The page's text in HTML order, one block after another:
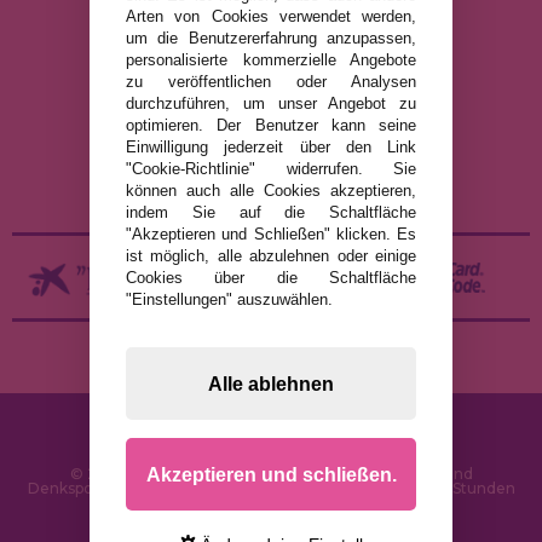
RECHTLICHE HINWEISE
DATENSCHUTZRICHTLINIE
COOKIE-RICHTLINIE
VERSAND UND RÜCKGABE
RÜCKGABE / WIDERRUF
© 2026 PuzzleLaden.de - Online-Shop für Puzzles und
Denksportaufgaben im Internet. Schnelle Lieferung in 24 Stunden
Arten von Cookies verwendet werden,
um die Benutzererfahrung anzupassen,
personalisierte kommerzielle Angebote
zu veröffentlichen oder Analysen
durchzuführen, um unser Angebot zu
optimieren. Der Benutzer kann seine
Einwilligung jederzeit über den Link
"Cookie-Richtlinie" widerrufen. Sie
können auch alle Cookies akzeptieren,
indem Sie auf die Schaltfläche
"Akzeptieren und Schließen" klicken. Es
ist möglich, alle abzulehnen oder einige
Cookies über die Schaltfläche
"Einstellungen" auszuwählen.
Alle ablehnen
Akzeptieren und schließen.